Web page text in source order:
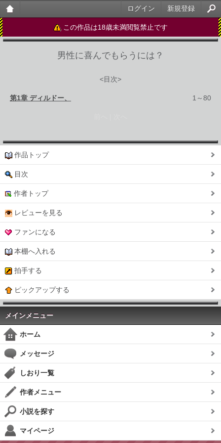
大人
のケ
能小
新規登録
ログイン
この作品は18歳未満閲覧禁止です
男性に喜んでもらうには？
<目次>
第1章 ディルドー、 1～80
作品トップ
目次
作者トップ
レビューを見る
ファンになる
本棚へ入れる
拍手する
ピックアップする
メインメニュー
ホーム
メッセージ
しおり一覧
作者メニュー
小説を探す
マイページ